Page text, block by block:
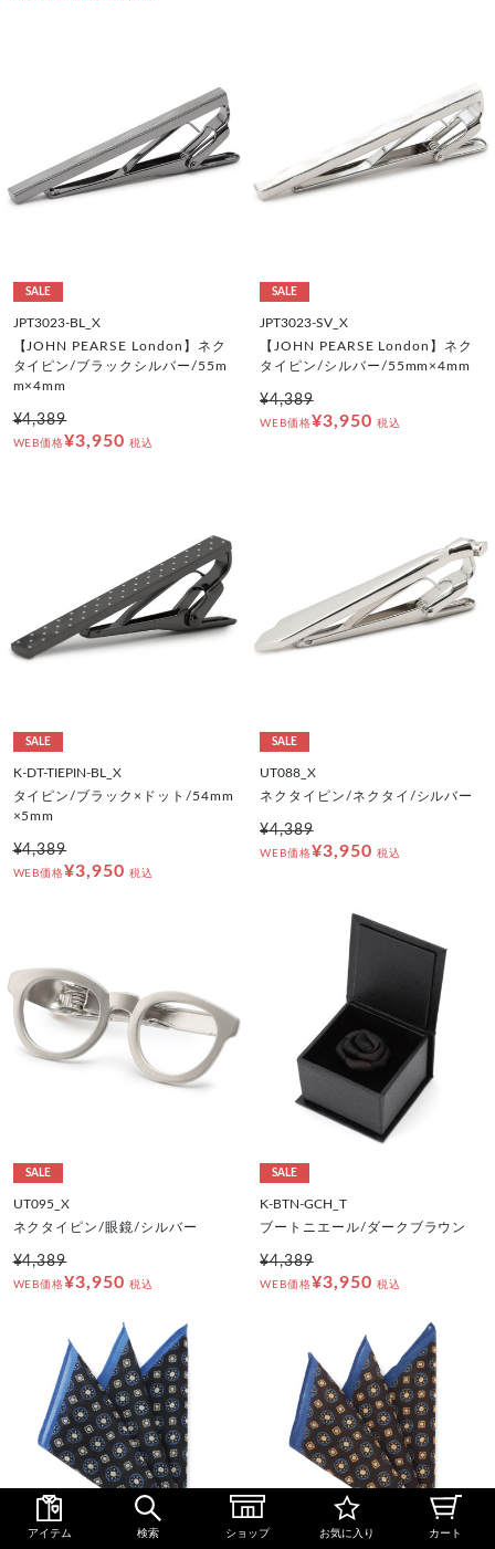
SALE
JPT3023-BL_X
【JOHN PEARSE London】ネク
タイピン/ブラックシルバー/55m
m×4mm
¥4,389
WEB価格¥3,950 税込
SALE
JPT3023-SV_X
【JOHN PEARSE London】ネク
タイピン/シルバー/55mm×4mm
¥4,389
WEB価格¥3,950 税込
SALE
K-DT-TIEPIN-BL_X
タイピン/ブラック×ドット/54mm
×5mm
¥4,389
WEB価格¥3,950 税込
SALE
UT088_X
ネクタイピン/ネクタイ/シルバー
¥4,389
WEB価格¥3,950 税込
SALE
UT095_X
ネクタイピン/眼鏡/シルバー
¥4,389
WEB価格¥3,950 税込
SALE
K-BTN-GCH_T
ブートニエール/ダークブラウン
¥4,389
WEB価格¥3,950 税込
アイテム 検索 ショップ お気に入り カート